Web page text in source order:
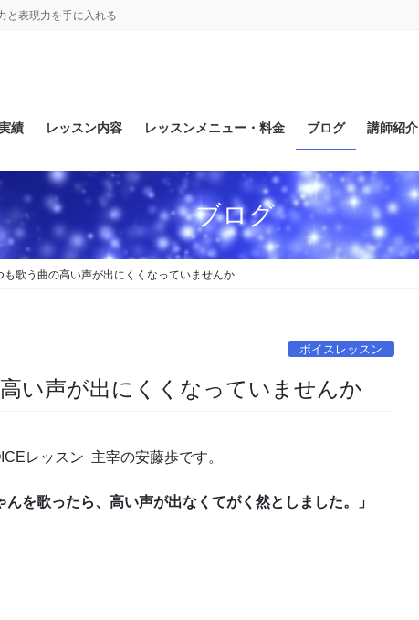
と表現力を手に入れる
績 レッスン内容 レッスンメニュー・料金 ブログ 講師紹介
ブログ
も歌う曲の高い声が出にくくなっていませんか
ボイスレッスン
高い声が出にくくなっていませんか
レッスン 主宰の安藤歩です。
を歌ったら、高い声が出なくてがく然としました。」